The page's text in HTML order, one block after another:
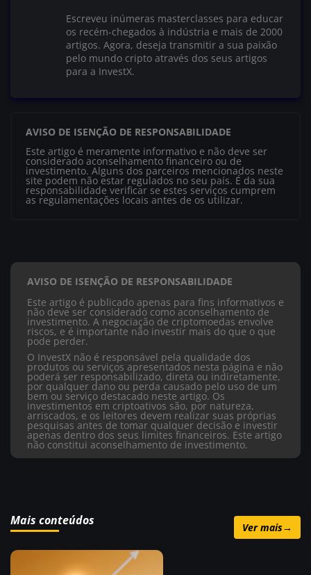
Escreveu inúmeras masterclasses para educar
os recém-chegados à indústria e mais de 2000
artigos. Agora, deseja transmitir a sua paixão
pelo mundo cripto através dos seus artigos
para a InvestX.
AVISO DE ISENÇÃO DE RESPONSABILIDADE
Este artigo é meramente informativo e não deve ser
considerado aconselhamento financeiro ou de
investimento. Alguns dos parceiros mencionados neste
site podem não estar regulados no seu país. É da sua
responsabilidade verificar se estes serviços cumprem
as regulamentações locais antes de os utilizar.
AVISO DE ISENÇÃO DE RESPONSABILIDADE
Este artigo é publicado apenas para fins informativos e
não deve ser considerado como aconselhamento de
investimento. A negociação de criptomoedas envolve
riscos, e é importante não investir mais do que o que
pode perder.
O InvestX não é responsável pela qualidade dos
produtos ou serviços apresentados nesta página e não
poderá ser responsabilizado, direta ou indiretamente,
por qualquer dano ou perda causado pelo uso de um
bem ou serviço destacado neste artigo. Os
investimentos em criptoativos são, por natureza,
arriscados, e os leitores devem realizar suas próprias
pesquisas antes de tomar qualquer decisão e investir
apenas dentro dos seus limites financeiros. Este artigo
não constitui aconselhamento de investimento.
Mais conteúdos Ver mais→